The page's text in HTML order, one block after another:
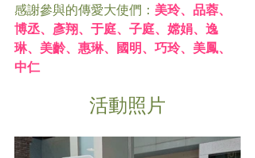
感謝參與的傳愛大使們： 美玲、品蓉、
博丞、彥翔、于庭、子庭、嫦娟、逸
琳、美齡、惠琳、國明、巧玲、美鳳、
中仁
活動照片